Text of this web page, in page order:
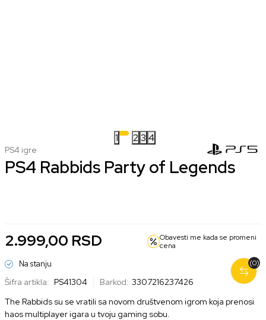
1 23 4
PS4 igre
PS4 Rabbids Party of Legends
2.999,00 RSD
Obavesti me kada se promeni
cena
Na stanju
Šifra artikla: PS41304 Barkod: 3307216237426
The Rabbids su se vratili sa novom društvenom igrom koja prenosi
haos multiplayer igara u tvoju gaming sobu.
(0)